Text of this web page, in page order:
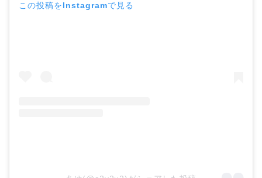
この投稿をInstagramで見る